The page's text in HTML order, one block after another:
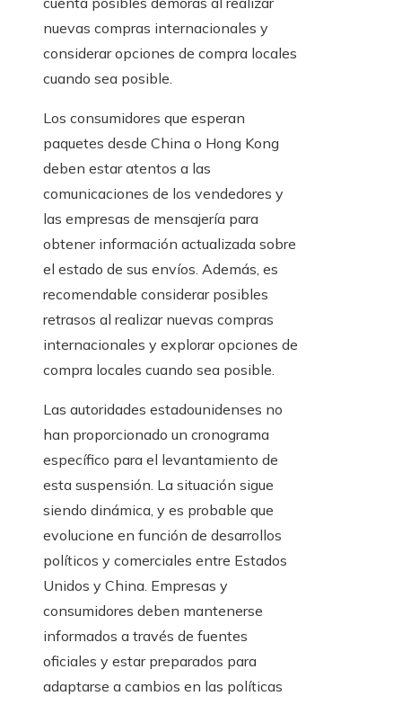
nuevas compras internacionales y
considerar opciones de compra locales
cuando sea posible.
Los consumidores que esperan
paquetes desde China o Hong Kong
deben estar atentos a las
comunicaciones de los vendedores y
las empresas de mensajería para
obtener información actualizada sobre
el estado de sus envíos. Además, es
recomendable considerar posibles
retrasos al realizar nuevas compras
internacionales y explorar opciones de
compra locales cuando sea posible.
Las autoridades estadounidenses no
han proporcionado un cronograma
específico para el levantamiento de
esta suspensión. La situación sigue
siendo dinámica, y es probable que
evolucione en función de desarrollos
políticos y comerciales entre Estados
Unidos y China. Empresas y
consumidores deben mantenerse
informados a través de fuentes
oficiales y estar preparados para
adaptarse a cambios en las políticas